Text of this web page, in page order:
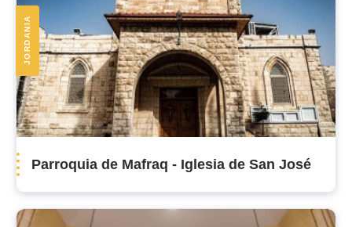
JORDANIA
Parroquia de Mafraq - Iglesia de San José